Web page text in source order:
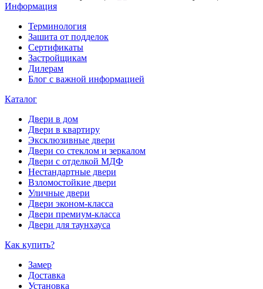
Информация
Терминология
Зашита от подделок
Сертификаты
Застройщикам
Дилерам
Блог с важной информацией
Каталог
Двери в дом
Двери в квартиру
Эксклюзивные двери
Двери со стеклом и зеркалом
Двери с отделкой МДФ
Нестандартные двери
Взломостойкие двери
Уличные двери
Двери эконом-класса
Двери премиум-класса
Двери для таунхауса
Как купить?
Замер
Доставка
Установка